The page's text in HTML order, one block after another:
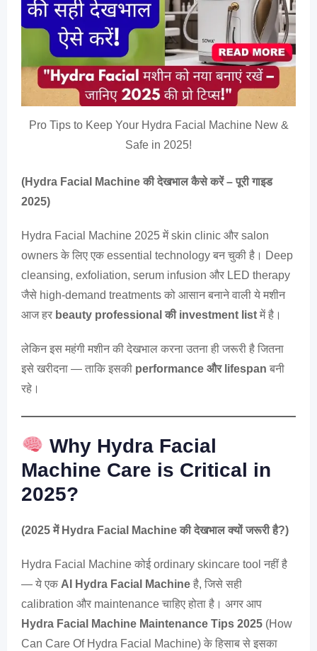
Pro Tips to Keep Your Hydra Facial Machine New &
Safe in 2025!
(Hydra Facial Machine की देखभाल कैसे करें – पूरी गाइड
2025)
Hydra Facial Machine 2025 में skin clinic और salon
owners के लिए एक essential technology बन चुकी है। Deep
cleansing, exfoliation, serum infusion और LED therapy
जैसे high-demand treatments को आसान बनाने वाली ये मशीन
आज हर beauty professional की investment list में है।
लेकिन इस महंगी मशीन की देखभाल करना उतना ही जरूरी है जितना
इसे खरीदना — ताकि इसकी performance और lifespan बनी
रहे।
Why Hydra Facial
Machine Care is Critical in
2025?
(2025 में Hydra Facial Machine की देखभाल क्यों जरूरी है?)
Hydra Facial Machine कोई ordinary skincare tool नहीं है
— ये एक AI Hydra Facial Machine है, जिसे सही
calibration और maintenance चाहिए होता है। अगर आप
Hydra Facial Machine Maintenance Tips 2025 (How
Can Care Of Hydra Facial Machine) के हिसाब से इसका